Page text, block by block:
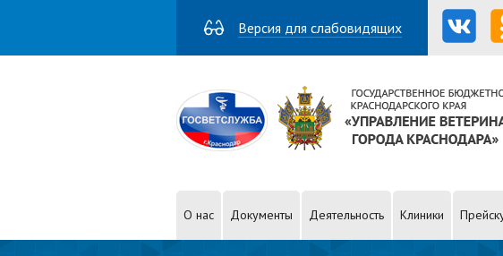
Версия для слабовидящих
О нас Документы Деятельность Клиники